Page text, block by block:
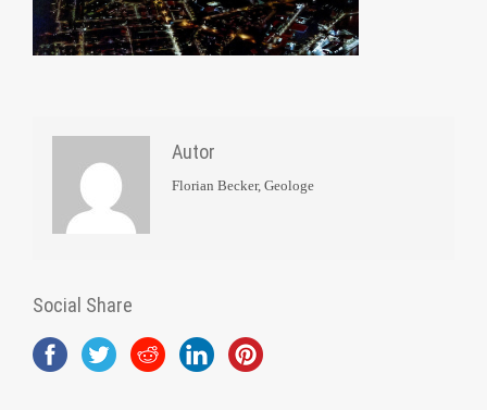
Autor
Florian Becker, Geologe
Social Share